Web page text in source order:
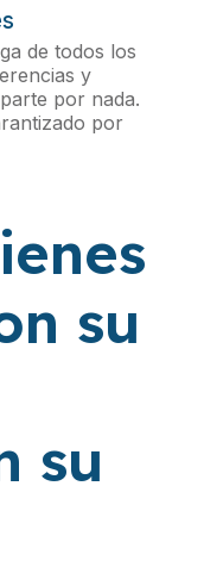
de todos los
y
por nada.
por
su
su